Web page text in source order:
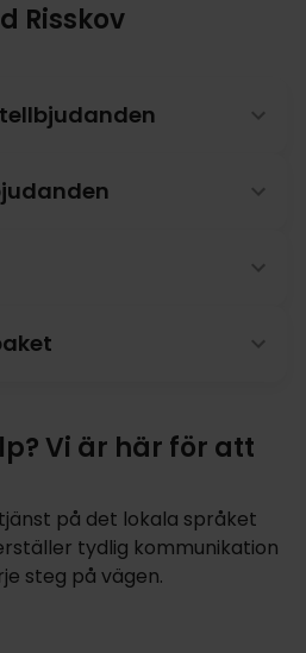
Risskov
Vi är här för att
på det lokala språket
tydlig kommunikation
steg på vägen.